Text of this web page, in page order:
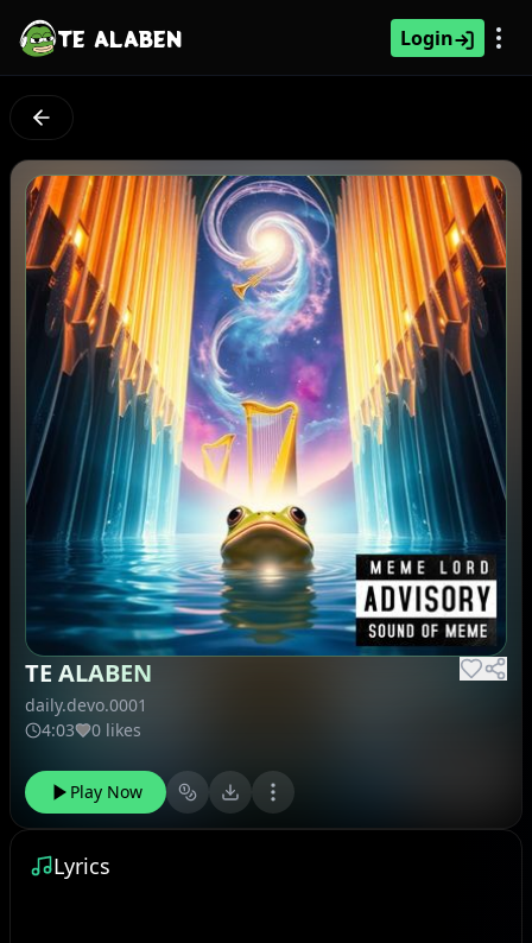
TE ALABEN Login
TE ALABEN
daily.devo.0001
4:03
0 likes
Play Now
Lyrics